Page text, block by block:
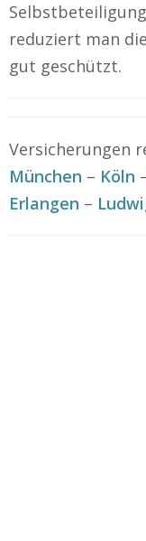
reduziert man
gut geschützt.
Versicherungen
München – Köln
Erlangen –